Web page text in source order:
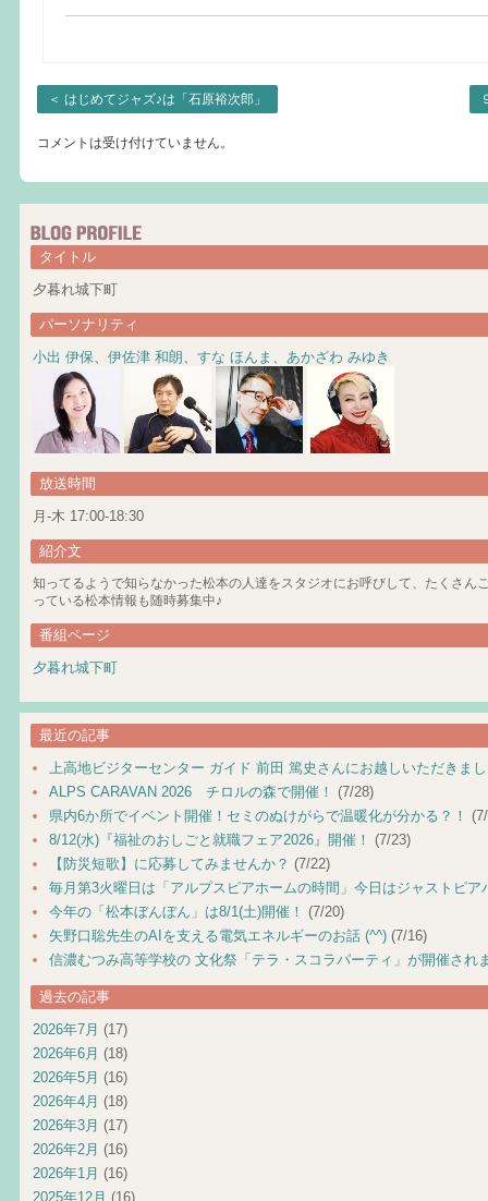
＜ はじめてジャズ♪は「石原裕次郎」
コメントは受け付けていません。
タイトル
夕暮れ城下町
パーソナリティ
小出 伊保
伊佐津 和朗 すな ほんま あかざわ みゆき
放送時間
月-木 17:00-18:30
紹介文
知ってるようで知らなかった松本の人達をスタジオにお呼びして、たくさん
っている松本情報も随時募集中♪
番組ページ
夕暮れ城下町
最近の記事
上高地ビジターセンター ガイド 前田 篤史さんにお越しいただきま
ALPS CARAVAN 2026 チロルの森で開催！ (7/28)
県内6か所でイベント開催！セミのぬけがらで温暖化が分かる？！
8/12(水)『福祉のおしごと就職フェア2026』開催！ (7/23)
【防災短歌】に応募してみませんか？ (7/22)
毎月第3火曜日は「アルプスピアホームの時間」今日はジャストピア
今年の「松本ぼんぼん」は8/1(土)開催！ (7/20)
矢野口聡先生のAIを支える電気エネルギーのお話 (^^) (7/16)
信濃むつみ高等学校の 文化祭「テラ・スコラパーティ」が開催され
過去の記事
2026年7月 (17)
2026年6月 (18)
2026年5月 (16)
2026年4月 (18)
2026年3月 (17)
2026年2月 (16)
2026年1月 (16)
2025年12月 (16)